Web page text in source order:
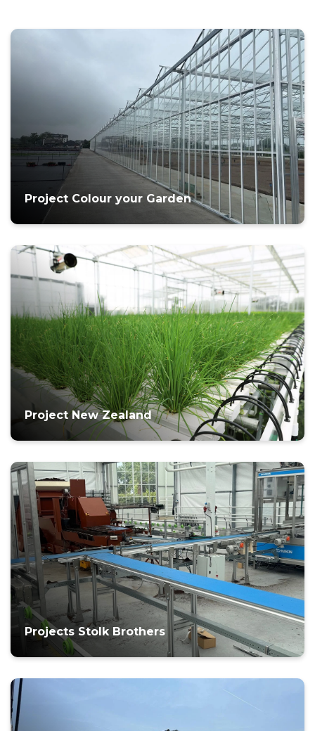
Project Colour your Garden
Project New Zealand
Projects Stolk Brothers